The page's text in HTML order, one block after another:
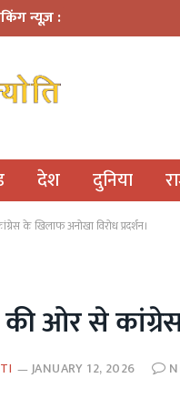
न्यूज़ :
देश दुनिया
के खिलाफ अनोखा विरोध प्रदर्शन।
ओर से
JANUARY 12, 2026